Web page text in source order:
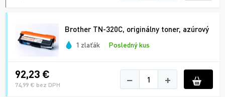
Brother TN-320C, originálny toner, azúrový
1 zlaťák Posledný kus
92,23 €
74,99 € bez DPH − +